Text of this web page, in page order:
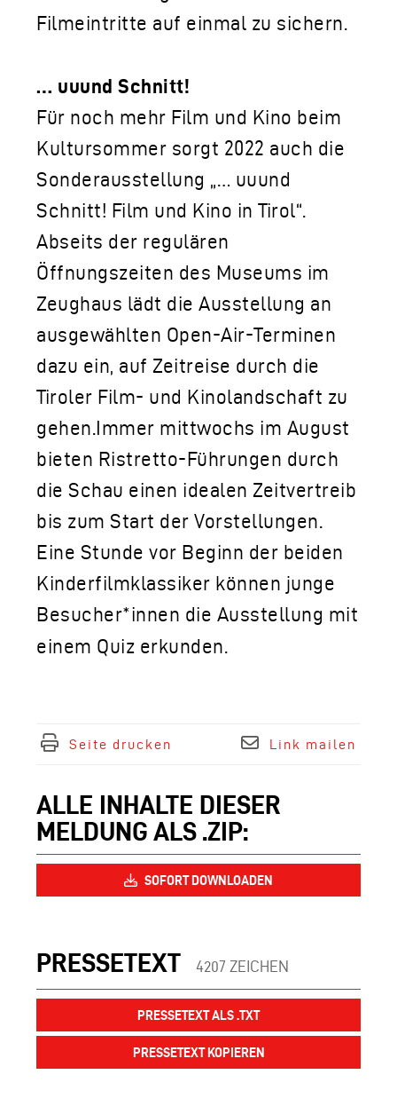
Filmeintritte auf einmal zu sichern.
… uuund Schnitt!
Für noch mehr Film und Kino beim
Kultursommer sorgt 2022 auch die
Sonderausstellung „… uuund
Schnitt! Film und Kino in Tirol“.
Abseits der regulären
Öffnungszeiten des Museums im
Zeughaus lädt die Ausstellung an
ausgewählten Open-Air-Terminen
dazu ein, auf Zeitreise durch die
Tiroler Film- und Kinolandschaft zu
gehen.Immer mittwochs im August
bieten Ristretto-Führungen durch
die Schau einen idealen Zeitvertreib
bis zum Start der Vorstellungen.
Eine Stunde vor Beginn der beiden
Kinderfilmklassiker können junge
Besucher*innen die Ausstellung mit
einem Quiz erkunden.
Seite drucken Link mailen
ALLE INHALTE DIESER
MELDUNG ALS .ZIP:
SOFORT DOWNLOADEN
PRESSETEXT 4207 ZEICHEN
PRESSETEXT ALS .TXT
PRESSETEXT KOPIEREN